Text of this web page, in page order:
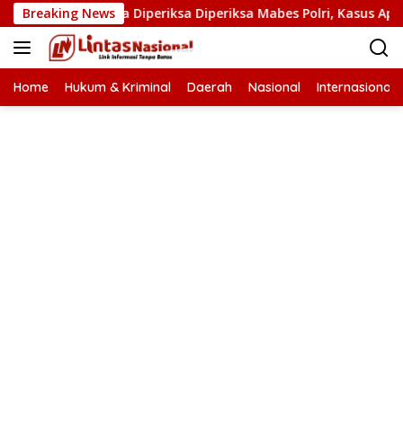
Langsung
ke
konten
Breaking News
Narkoba Diperiksa Diperiksa Mabes Polri, Kasus Apa?
Home Hukum & Kriminal Daerah Nasional Internasional